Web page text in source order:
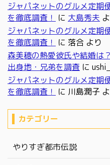
ジャパネットのグルメ定期
を徹底調査！ に 大島秀夫
ジャパネットのグルメ定期
を徹底調査！ に 落合 より
森美穂の熱愛彼氏や結婚は
出身地・兄弟を調査 に
ジャパネットのグルメ定期
を徹底調査！ に 川島潤子
カテゴリー
やりすぎ都市伝説